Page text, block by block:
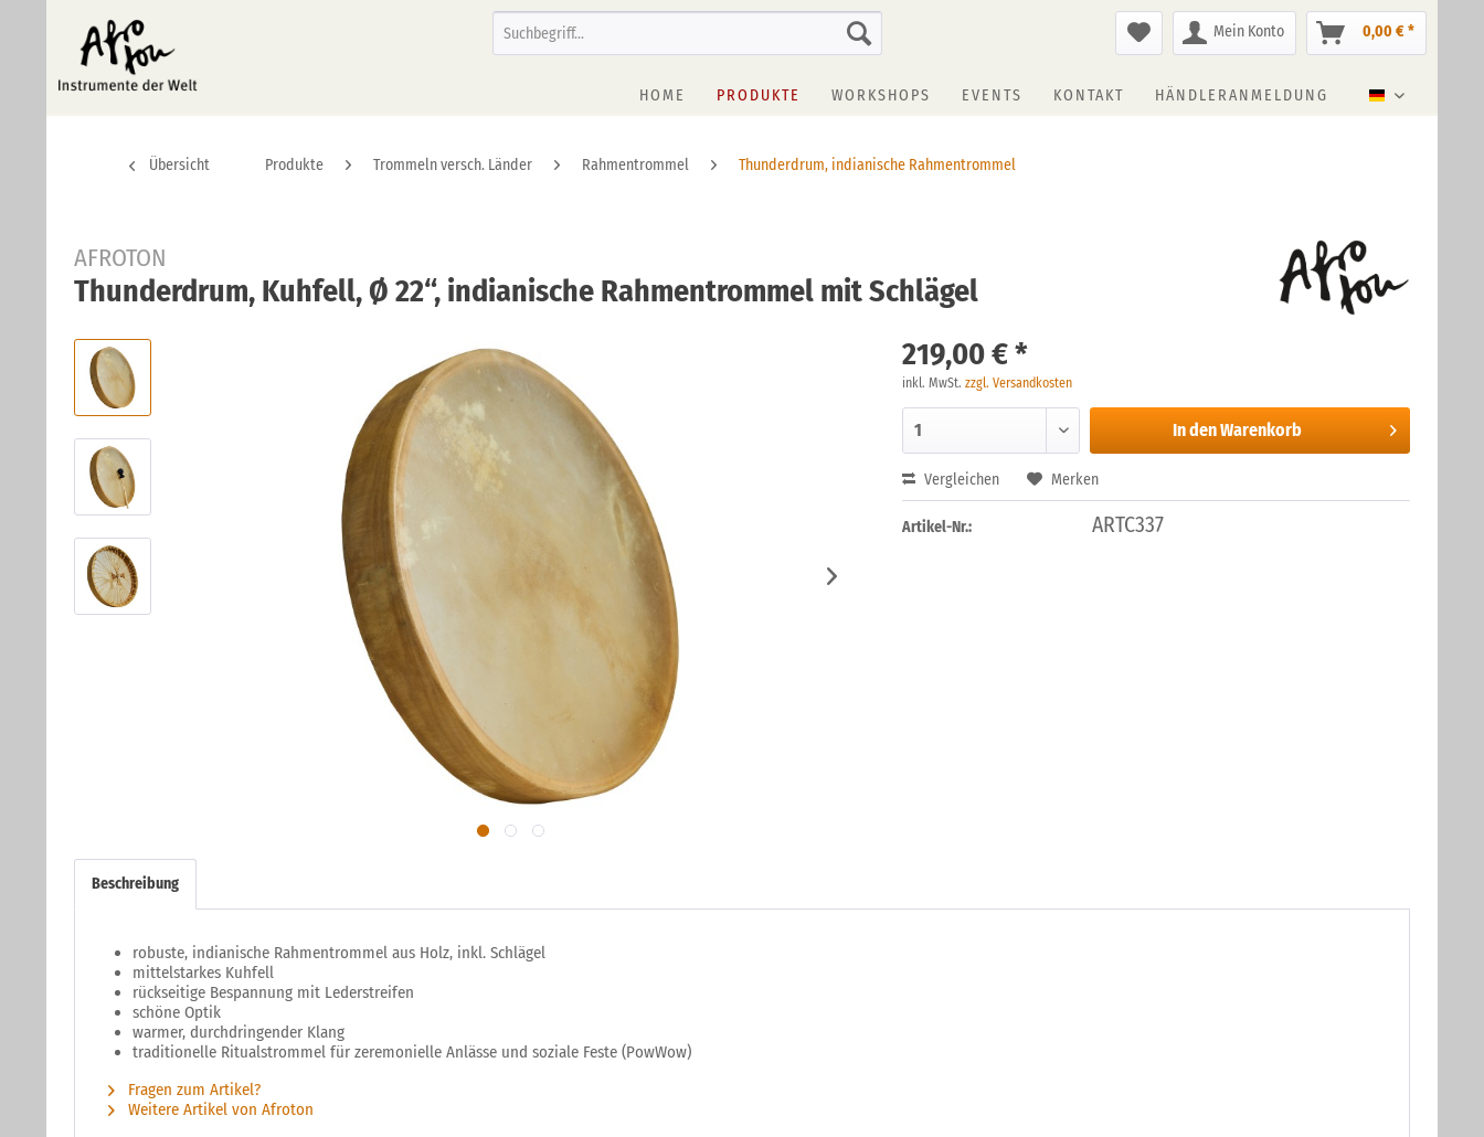
Mein Konto 0,00 € *
Deutsch
HOME PRODUKTE WORKSHOPS EVENTS KONTAKT HÄNDLERANMELDUNG
Übersicht Produkte Trommeln versch. Länder Rahmentrommel Thunderdrum, indianische Rahmentrommel
AFROTON
Thunderdrum, Kuhfell, Ø 22“, indianische Rahmentrommel mit Schlägel
219,00 € *
inkl. MwSt.zzgl. Versandkosten
In denWarenkorb
Vergleichen Merken
Artikel-Nr.: ARTC337
Beschreibung
robuste, indianische Rahmentrommel aus Holz, inkl. Schlägel
mittelstarkes Kuhfell
rückseitige Bespannung mit Lederstreifen
schöne Optik
warmer, durchdringender Klang
traditionelle Ritualstrommel für zeremonielle Anlässe und soziale Feste (PowWow)
Fragen zum Artikel?
Weitere Artikel von Afroton